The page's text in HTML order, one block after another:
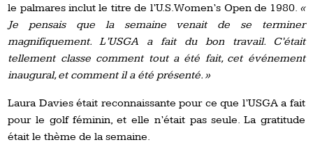
le palmares inclut le titre de l’U.S. Women’s Open de 1980. «
Je pensais que la semaine venait de se terminer
magnifiquement. L’USGA a fait du bon travail. C’était
tellement classe comment tout a été fait, cet événement
inaugural, et comment il a été présenté. »
Laura Davies était reconnaissante pour ce que l’USGA a fait
pour le golf féminin, et elle n’était pas seule. La gratitude
était le thème de la semaine.